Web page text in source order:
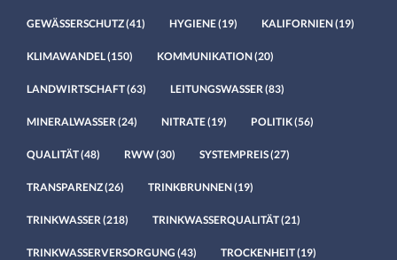
GEWÄSSERSCHUTZ(41) HYGIENE(19) KALIFORNIEN(19)
KLIMAWANDEL(150) KOMMUNIKATION(20)
LANDWIRTSCHAFT(63) LEITUNGSWASSER (83)
MINERALWASSER (24) NITRATE(19) POLITIK(56)
QUALITÄT(48) RWW(30) SYSTEMPREIS(27)
TRANSPARENZ(26) TRINKBRUNNEN(19)
TRINKWASSER (218) TRINKWASSERQUALITÄT(21)
TRINKWASSERVERSORGUNG (43) TROCKENHEIT(19)